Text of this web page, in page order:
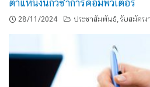
ตำแหน่งนักวิชาการคอมพิวเตอร์
28/11/2024 ประชาสัมพันธ์, รับสมัครง